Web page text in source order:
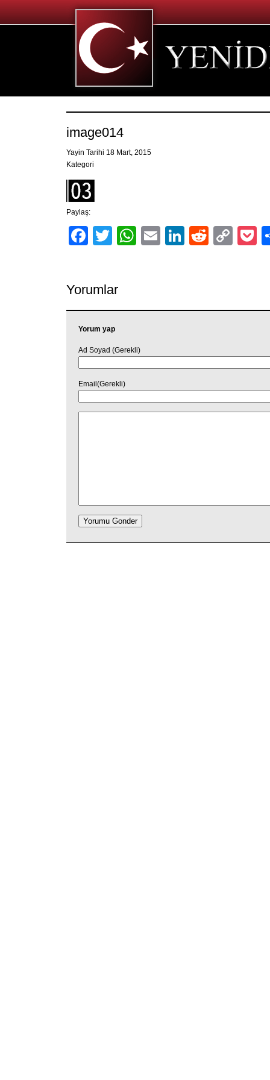
image014
Yayin Tarihi 18 Mart, 2015
Kategori
Paylaş:
Facebook
TwitterWhatsApp
EmailLinkedIn
Reddit
Yorumlar
Yorum yap
Ad Soyad (Gerekli)
Email(Gerekli)